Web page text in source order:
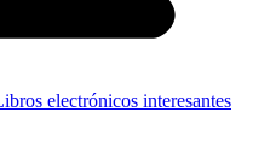
electrónicos interesantes